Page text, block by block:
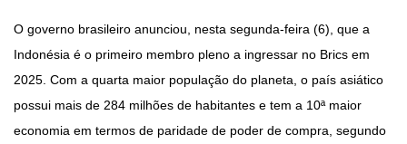
O governo brasileiro anunciou, nesta segunda-feira (6), que a
Indonésia é o primeiro membro pleno a ingressar no Brics em
2025. Com a quarta maior população do planeta, o país asiático
possui mais de 284 milhões de habitantes e tem a 10ª maior
economia em termos de paridade de poder de compra, segundo